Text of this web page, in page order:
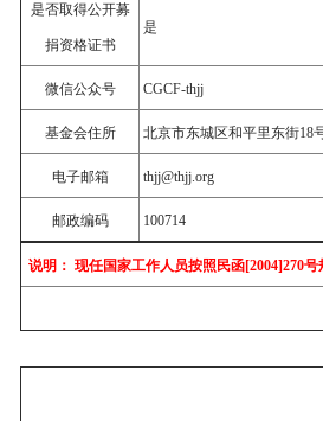
是否取得公开募
捐资格证书
是
微信公众号 CGCF-thjj
基金会住所 北京市东城区和平里东街18
电子邮箱 thjj@thjj.org
邮政编码 100714
说明： 现任国家工作人员按照民函[2004]270号